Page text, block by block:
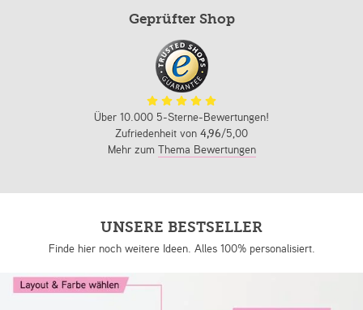
Geprüfter Shop
Über 10.000 5-Sterne-Bewertungen!
Zufriedenheit von 4,96/5,00
Mehr zum Thema Bewertungen
UNSERE BESTSELLER
Finde hier noch weitere Ideen. Alles 100% personalisiert.